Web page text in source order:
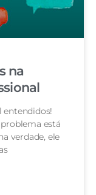
na
entendidos!
está
verdade, ele